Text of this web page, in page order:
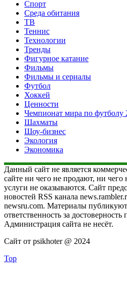
Спорт
Среда обитания
ТВ
Теннис
Технологии
Тренды
Фигурное катание
Фильмы
Фильмы и сериалы
Футбол
Хоккей
Ценности
Чемпионат мира по футболу
Шахматы
Шоу-бизнес
Экология
Экономика
Данный сайт не является
сайте ни чего не продают, ни
услуги не оказываются. Сайт
новостей RSS канала
newsru.com. Материалы
ответственность за
Администрация сайта не несёт.
Сайт от psikhoter @ 2024
Top